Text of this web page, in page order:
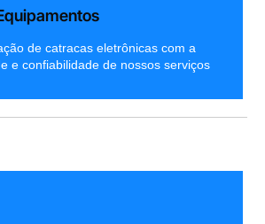
de catracas eletrônicas com a
e confiabilidade de nossos serviços